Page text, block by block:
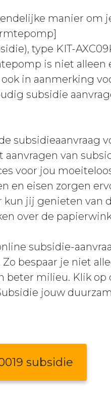
manier om
type KIT-
is niet
in aanmerking
subsidie
subsidieaanvraag
van
voor jou
en eisen zorgen
jij genieten van
over de
subsidie-
bespaar je niet
beter milieu. Klik op
jouw
subsidie